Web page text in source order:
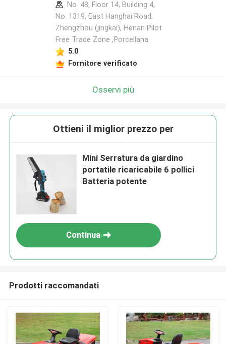
Lasciate un messaggio
Invia
No. 48, Floor 14, Building 4,
No. 1319, East Hanghai Road,
Zhengzhou (jingkai), Henan Pilot
Free Trade Zone ,Porcellana
5.0
Fornitore verificato
Osservi più
Ottieni il miglior prezzo per
Mini Serratura da giardino
portatile ricaricabile 6 pollici
Batteria potente
Continua
Prodotti raccomandati